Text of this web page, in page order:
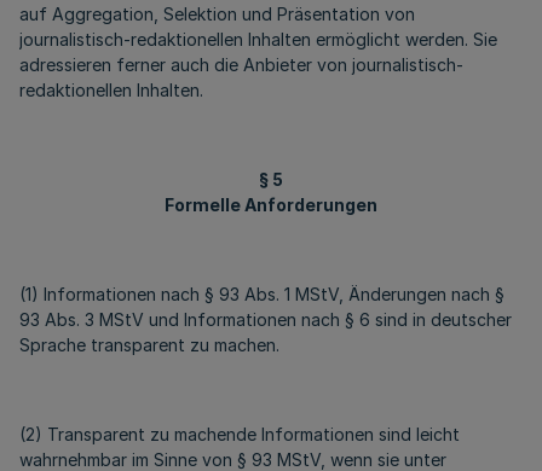
auf Aggregation, Selektion und Präsentation von
journalistisch-redaktionellen Inhalten ermöglicht werden. Sie
adressieren ferner auch die Anbieter von journalistisch-
redaktionellen Inhalten.
§ 5
Formelle Anforderungen
(1) Informationen nach § 93 Abs. 1 MStV, Änderungen nach §
93 Abs. 3 MStV und Informationen nach § 6 sind in deutscher
Sprache transparent zu machen.
(2) Transparent zu machende Informationen sind leicht
wahrnehmbar im Sinne von § 93 MStV, wenn sie unter